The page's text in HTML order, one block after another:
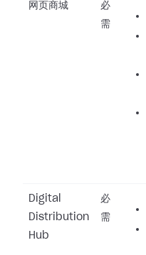
网页商城
必
需
Digital
Distribution
Hub
必
需